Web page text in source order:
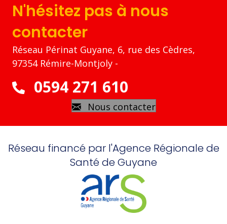
N'hésitez pas à nous
contacter
Réseau Périnat Guyane, 6, rue des Cèdres,
97354 Rémire-Montjoly -
0594 271 610
Nous contacter
Réseau financé par l'Agence Régionale de
Santé de Guyane